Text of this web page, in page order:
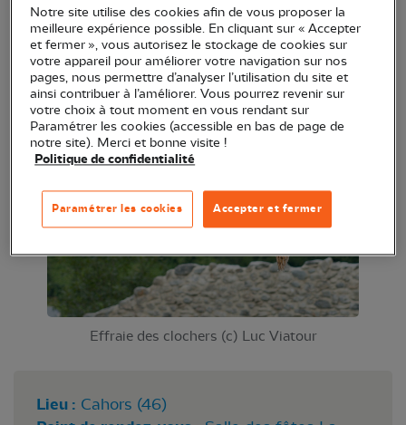
d’une animation en salle. Une animation en salle
sera suivie d'une exploration extérieure à l'écoute
des rapaces nocturnes. Animation tout public.
Effraie des clochers (c) Luc Viatour
Lieu : Cahors (46)
Notre site utilise des cookies afin de vous proposer la
meilleure expérience possible. En cliquant sur « Accepter
et fermer », vous autorisez le stockage de cookies sur
votre appareil pour améliorer votre navigation sur nos
pages, nous permettre d’analyser l’utilisation du site et
ainsi contribuer à l’améliorer. Vous pourrez revenir sur
votre choix à tout moment en vous rendant sur
Paramétrer les cookies (accessible en bas de page de
notre site). Merci et bonne visite !
Politique de confidentialité
Accepter et fermer
Paramétrer les cookies